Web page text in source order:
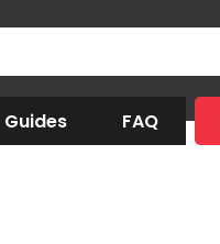
Guides FAQ